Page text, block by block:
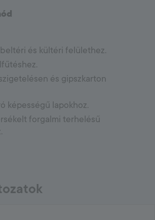
és kültéri felülethez.
és gipszkarton
képességű lapokhoz.
forgalmi terhelésű